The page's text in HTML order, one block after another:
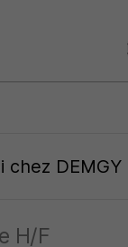
chez DEMGY
H/F